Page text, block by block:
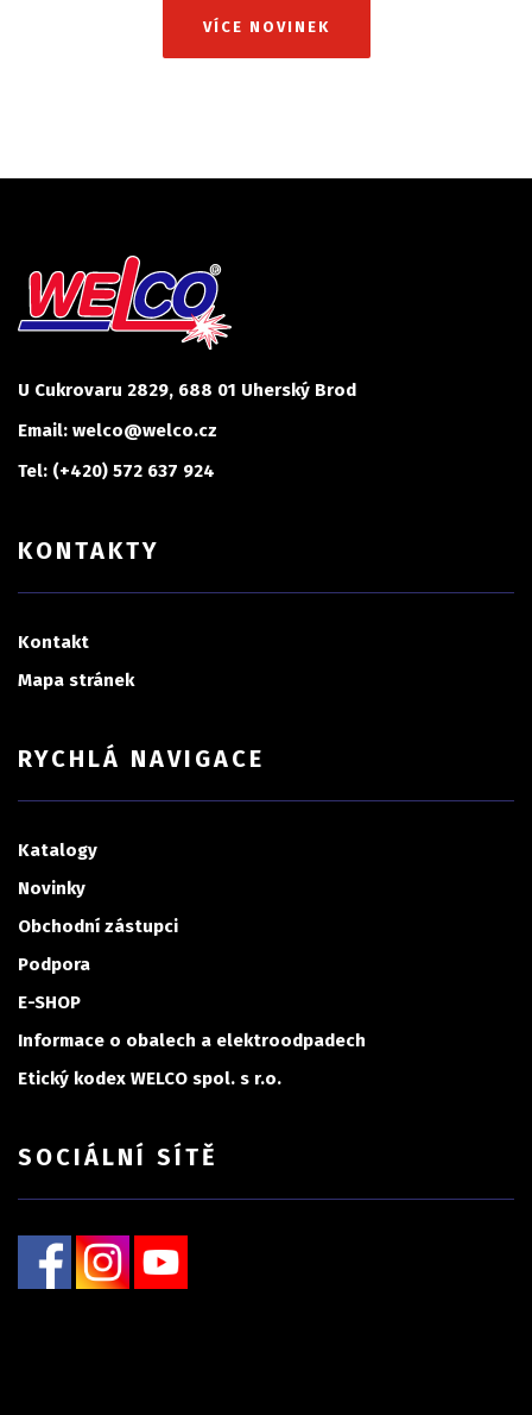
VÍCE NOVINEK
U Cukrovaru 2829, 688 01 Uherský Brod
Email: welco@welco.cz
Tel: (+420) 572 637 924
KONTAKTY
Kontakt
Mapa stránek
RYCHLÁ NAVIGACE
Katalogy
Novinky
Obchodní zástupci
Podpora
E-SHOP
Informace o obalech a elektroodpadech
Etický kodex WELCO spol. s r.o.
SOCIÁLNÍ SÍTĚ